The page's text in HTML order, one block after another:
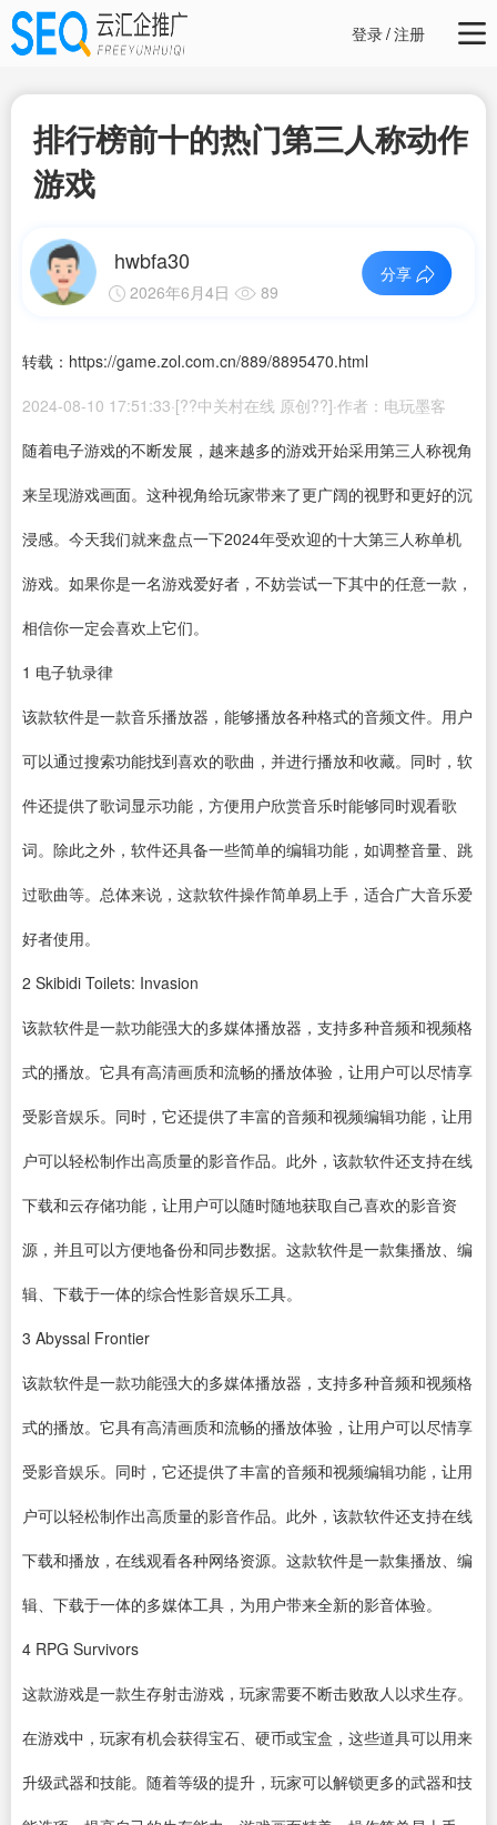
登录/注册
排行榜前十的热门第三人称动作
游戏
hwbfa30
2026年6月4日 89
分享
转载：https://game.zol.com.cn/889/8895470.html
2024-08-10 17:51:33·[??中关村在线 原创??]·作者：电玩墨客
随着电子游戏的不断发展，越来越多的游戏开始采用第三人称视角
来呈现游戏画面。这种视角给玩家带来了更广阔的视野和更好的沉
浸感。今天我们就来盘点一下2024年受欢迎的十大第三人称单机
游戏。如果你是一名游戏爱好者，不妨尝试一下其中的任意一款，
相信你一定会喜欢上它们。
1 电子轨录律
该款软件是一款音乐播放器 ，能够播放各种格式的音频文件。用户
可以通过搜索功能找到喜欢的歌曲，并进行播放和收藏。同时，软
件还提供了歌词显示功能，方便用户欣赏音乐时能够同时观看歌
词。除此之外，软件还具备一些简单的编辑功能，如调整音量、跳
过歌曲等。总体来说，这款软件操作简单易上手，适合广大音乐爱
好者使用。
2 Skibidi Toilets: Invasion
该款软件是一款功能强大的多媒体播放器 ，支持多种音频和视频格
式的播放。它具有高清画质和流畅的播放体验，让用户可以尽情享
受影音娱乐。同时，它还提供了丰富的音频和视频编辑功能，让用
户可以轻松制作出高质量的影音作品。此外，该款软件还支持在线
下载和云存储功能，让用户可以随时随地获取自己喜欢的影音资
源，并且可以方便地备份和同步数据。这款软件是一款集播放、编
辑、下载于一体的综合性影音娱乐工具。
3 Abyssal Frontier
该款软件是一款功能强大的多媒体播放器，支持多种音频和视频格
式的播放。它具有高清画质和流畅的播放体验，让用户可以尽情享
受影音娱乐。同时，它还提供了丰富的音频和视频编辑功能，让用
户可以轻松制作出高质量的影音作品。此外，该款软件还支持在线
下载和播放，在线观看各种网络资源。这款软件是一款集播放、编
辑、下载于一体的多媒体工具，为用户带来全新的影音体验。
4 RPG Survivors
这款游戏是一款生存射击游戏，玩家需要不断击败敌人以求生存。
在游戏中，玩家有机会获得宝石、硬币或宝盒，这些道具可以用来
升级武器和技能。随着等级的提升，玩家可以解锁更多的武器和技